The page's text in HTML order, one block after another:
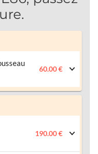
60.00 €
190.00 €